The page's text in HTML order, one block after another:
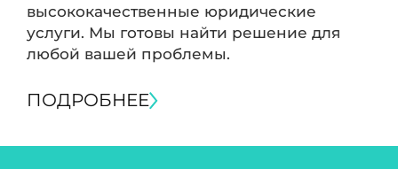
высококачественные юридические
услуги. Мы готовы найти решение для
любой вашей проблемы.
ПОДРОБНЕЕ